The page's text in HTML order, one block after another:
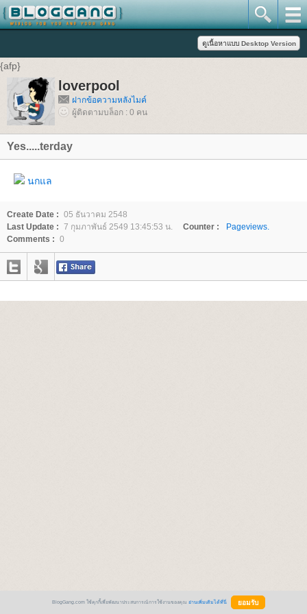
{afp}
loverpool
ฝากข้อความหลังไมค์
ผู้ติดตามบล็อก : 0 คน
Yes.....terday
นกแล
Create Date : 05 ธันวาคม 2548
Last Update : 7 กุมภาพันธ์ 2549 13:45:53 น. Counter :
Pageviews.
Comments : 0
BlogGang.com ใช้คุกกี้เพื่อพัฒนาประสบการณ์การใช้งานของคุณ อ่านเพิ่มเติมได้ที่นี่